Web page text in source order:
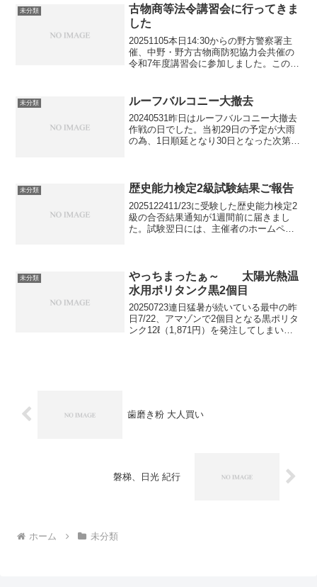
スープ・...
未分類
古物商等法令講習会に行ってきま
した
20251105本日14:30からの野方警察署主
催、中野・野方古物商防犯協力会共催の
令和7年度講習会に参加しました。この講
除く）参加しています。私の場合、監督
官庁...
未分類 ルーフバルコニー大撤去
20240531昨日はルーフバルコニー大撤去
作戦の日でした。当初29日の予定が大雨
の為、1日順延となり30日となった次第で
タオル...
未分類 歴史能力検定2級試験結果ご報告
2025122411/23に受験した歴史能力検定2
級の合否結果通知が1週間前に届きまし
た。試験翌日には、主催者のホームペー
悔しい...
未分類
やっちまったぁ～ 太陽光熱温
水用ポリタンク黒2個目
20250723連日猛暑が続いている最中の昨
日7/22、アマゾンで2個目となる黒ポリタ
ンク12ℓ（1,871円）を発注してしまいま
歯磨き粉 大人買い
磐梯、日光 紀行
ホーム 未分類